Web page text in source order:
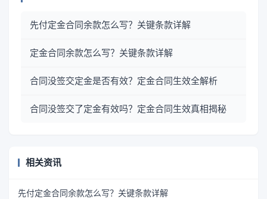
先付定金合同余款怎么写？关键条款详解
定金合同余款怎么写？关键条款详解
合同没签交定金是否有效？定金合同生效全解析
合同没签交了定金有效吗？定金合同生效真相揭秘
相关资讯
先付定金合同余款怎么写？关键条款详解